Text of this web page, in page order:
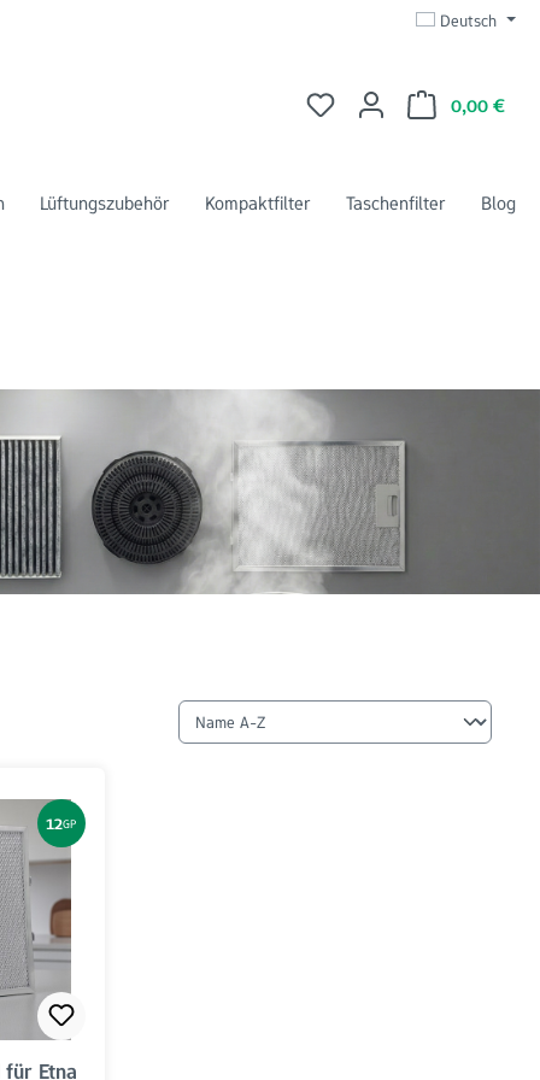
Deutsch
Du hast 0 Produkte auf dem
0,00 €
Lüftungszubehör Kompaktfilter Taschenfilter Blog
12GP
Etna